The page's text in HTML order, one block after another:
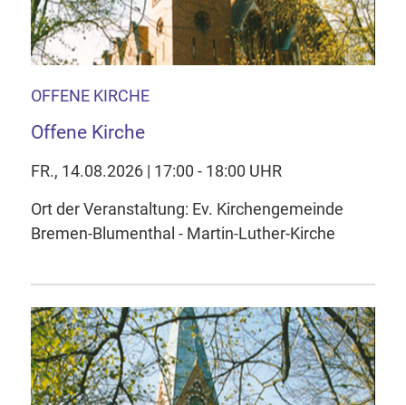
OFFENE KIRCHE
Offene Kirche
FR., 14.08.2026 | 17:00 - 18:00 UHR
Ort der Veranstaltung: Ev. Kirchengemeinde
Bremen-Blumenthal - Martin-Luther-Kirche